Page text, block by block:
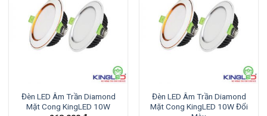
Đèn LED Âm Trần Diamond
Mặt Cong KingLED 10W
Đèn LED Âm Trần Diamond
Mặt Cong KingLED 10W Đổi